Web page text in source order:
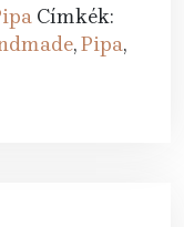
Címkék:
,Pipa,